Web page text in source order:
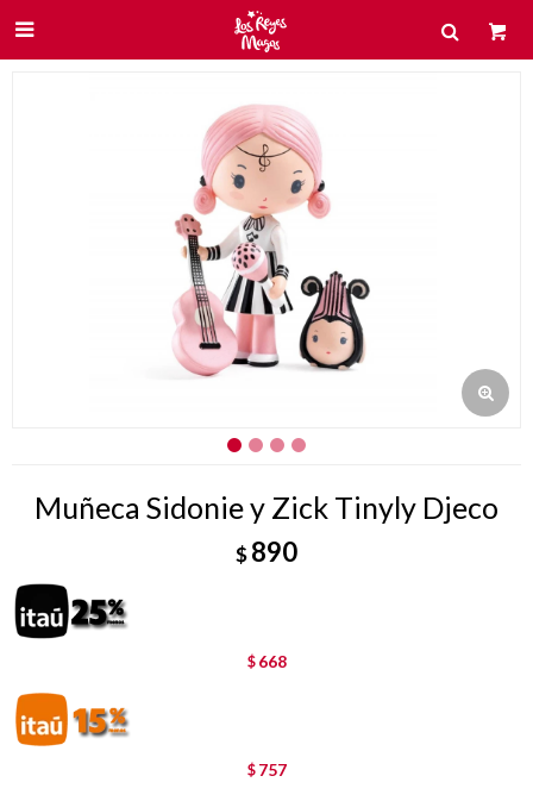

Muñeca Sidonie y Zick Tinyly Djeco
$890
$ 668
$ 757